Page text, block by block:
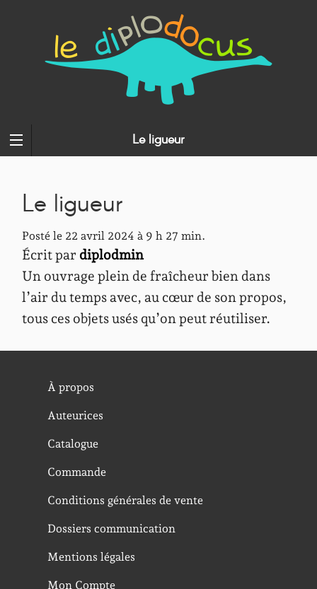
Le ligueur
Le ligueur
Posté le 22 avril 2024 à 9 h 27 min.
Écrit par diplodmin
Un ouvrage plein de fraîcheur bien dans
l’air du temps avec, au cœur de son propos,
tous ces objets usés qu’on peut réutiliser.
À propos
Auteurices
Catalogue
Commande
Conditions générales de vente
Dossiers communication
Mentions légales
Mon Compte